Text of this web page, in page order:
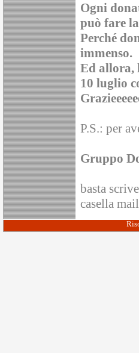
Ogni
può fare
Perché
immenso.
Ed allora,
10 luglio
P.S.: per
Gruppo
basta
casella mail